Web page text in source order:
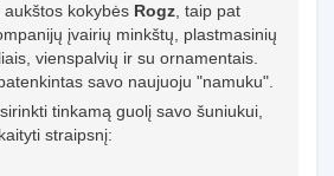
kokybės Rogz, taip pat
įvairių minkštų, plastmasinių
vienspalvių ir su ornamentais.
savo naujuoju "namuku".
tinkamą guolį savo šuniukui,
straipsnį: